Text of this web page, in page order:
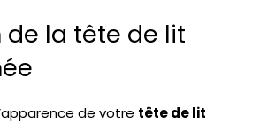
de la tête de lit
de votre tête de lit